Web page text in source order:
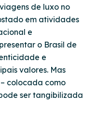
de luxo no
em atividades
e
o Brasil de
e
valores. Mas
– colocada como
ser tangibilizada